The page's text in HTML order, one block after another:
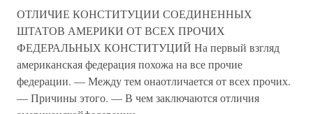
ОТЛИЧИЕ КОНСТИТУЦИИ СОЕДИНЕННЫХ
ШТАТОВ АМЕРИКИ ОТ ВСЕХ ПРОЧИХ
ФЕДЕРАЛЬНЫХ КОНСТИТУЦИЙ На первый взгляд
американская федерация похожа на все прочие
федерации. — Между тем онаотличается от всех прочих.
— Причины этого. — В чем заключаются отличия